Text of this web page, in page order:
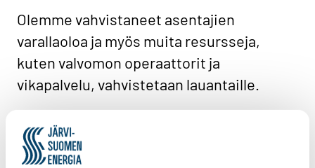
Olemme vahvistaneet asentajien
varallaoloa ja myös muita resursseja,
kuten valvomon operaattorit ja
vikapalvelu, vahvistetaan lauantaille.
Asiakkaiden on hyvä varautua
sähkökatkoihin, vinkkejä varautumiseen